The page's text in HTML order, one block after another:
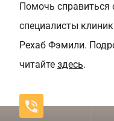
Помочь справиться
специалисты
Рехаб Фэмили.
читайте здесь.